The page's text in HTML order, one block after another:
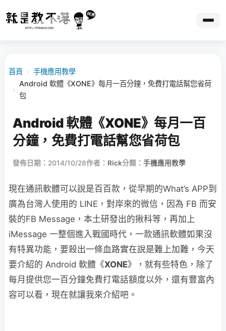
首頁 › 手機應用教學
›
Android 軟體《XONE》每月一百分鐘，免費打電話幫您省荷
包
Android 軟體《XONE》每月一百
分鐘，免費打電話幫您省荷包
發佈日期：2014/10/28作者： Rick分類： 手機應用教學
現在通訊軟體可以說是百百款，從早期的What’s APP到
廣為台灣人使用的 LINE，對岸來的微信，因為 FB 而安
裝的FB Message，本土研發出的揪科等，再加上
iMessage 一整個進入戰國時代，一款通訊軟體如果沒
有特異功能，要殺出一條血路實在說是難上加難，今天
要介紹的 Android 軟體《XONE》，就有些特色，除了
每月提供您一百分鐘免費打電話額度以外，還有豐富內
容可以看，現在就讓我來介紹吧。